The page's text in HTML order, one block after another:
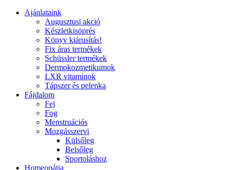
Ajánlataink
Augusztusi akció
Készletkisöprés
Könyv kiárusítás!
Fix áras termékek
Schüssler termékek
Dermokozmetikumok
LXR vitaminok
Tápszer és pelenka
Fájdalom
Fej
Fog
Menstruációs
Mozgásszervi
Külsőleg
Belsőleg
Sportoláshoz
Homeopátia